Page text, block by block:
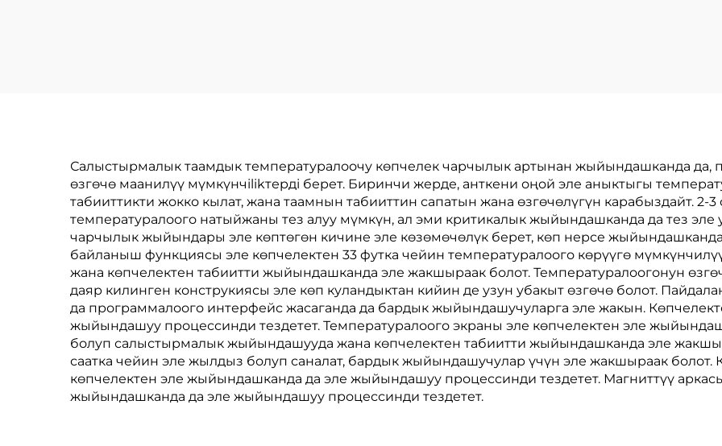
Салыстырмалык таамдык температуралоочу көпчелек чарчылык артынан жыйындашканда
өзгөчө маанилүү мүмкүнчilikтерді берет. Биринчи жерде, анткени оңой эле аныктыгы
табииттикти жокко кылат, жана таамнын табииттин сапатын жана өзгөчөлүгүн карабыздайт. 2-
температуралоого натыйжаны тез алуу мүмкүн, ал эми критикалык жыйындашканда да тез эле
чарчылык жыйындары эле көптөгөн кичине эле көзөмөчөлүк берет, көп нерсе
байланыш функциясы эле көпчелектен 33 футка чейин температуралоого көрүүгө
жана көпчелектен табиитти жыйындашканда эле жакшыраак болот. Температуралоогонун
даяр килинген конструкиясы эле көп куландыктан кийин де узун убакыт өзгөчө болот.
да программалоого интерфейс жасаганда да бардык жыйындашучуларга эле жакын.
жыйындашуу процессинди тездетет. Температуралоого экраны эле көпчелектен эле
болуп салыстырмалык жыйындашууда жана көпчелектен табиитти жыйындашканда эле
саатка чейин эле жылдыз болуп саналат, бардык жыйындашучулар үчүн эле жакшыраак болот.
көпчелектен эле жыйындашканда да эле жыйындашуу процессинди тездетет. Магниттүү
жыйындашканда да эле жыйындашуу процессинди тездетет.